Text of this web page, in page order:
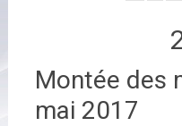
Montée des
mai 2017